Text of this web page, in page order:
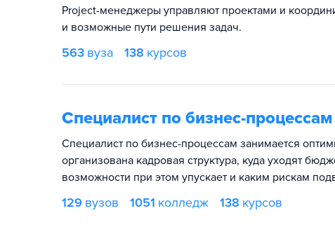
Project-менеджеры управляют проектами и
и возможные пути решения задач.
563 вуза 138 курсов
Специалист по бизнес-процессам
Специалист по бизнес-процессам занимается
организована кадровая структура, куда уходят
возможности при этом упускает и каким рискам
129 вузов 1051 колледж 138 курсов